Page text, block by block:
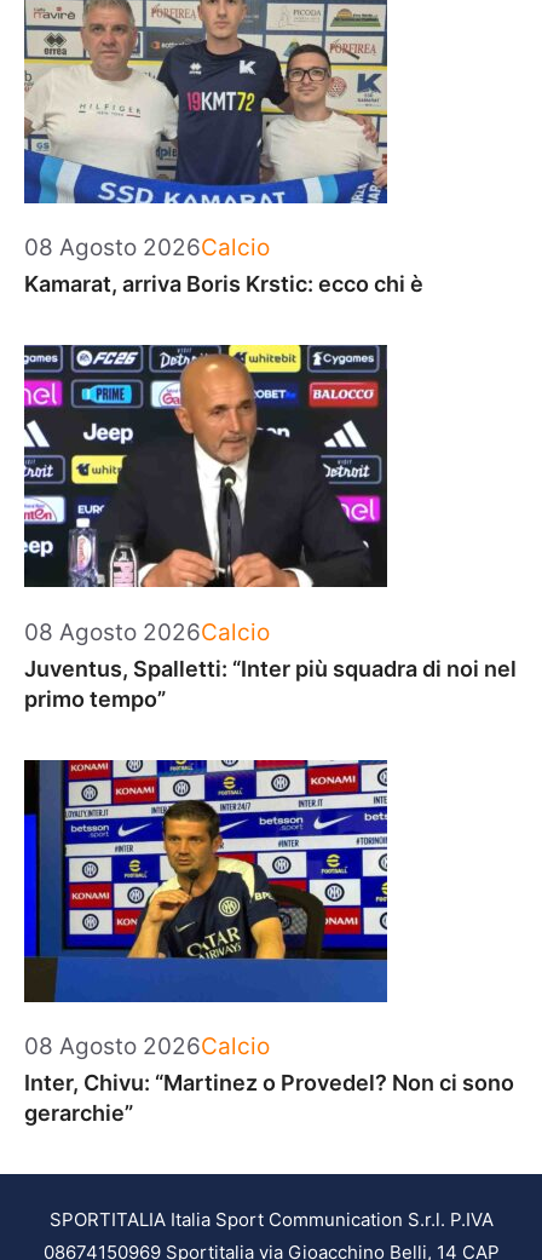
08 Agosto 2026Categorie
Calcio
Kamarat, arriva Boris Krstic: ecco chi è
08 Agosto 2026Categorie
Calcio
Juventus, Spalletti: “Inter più squadra di noi nel
primo tempo”
08 Agosto 2026Categorie
Calcio
Inter, Chivu: “Martinez o Provedel? Non ci sono
gerarchie”
SPORTITALIA Italia Sport Communication S.r.l. P.IVA
08674150969 Sportitalia via Gioacchino Belli, 14 CAP